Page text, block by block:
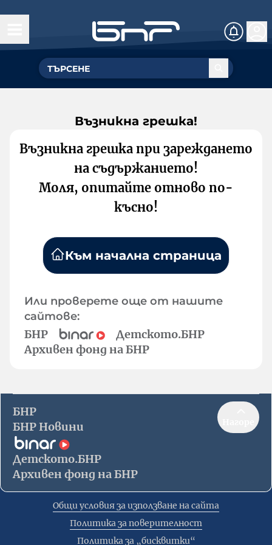
Възникна грешка!
Възникна грешка при зареждането
на съдържанието!
Моля, опитайте отново по-
късно!
Към начална страница
Или проверете още от нашите
сайтове:
БНР
Детското.БНР
Архивен фонд на БНР
БНР
БНР Новини
Детското.БНР
Архивен фонд на БНР
Общи условия за използване на сайта
Политика за поверителност
Политика за „бисквитки“